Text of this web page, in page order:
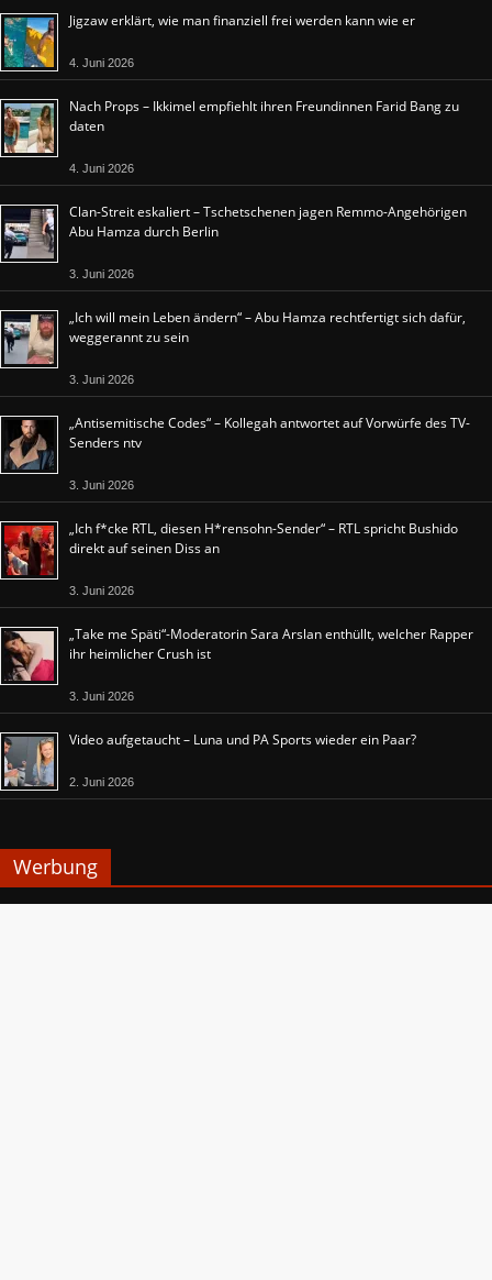
Jigzaw erklärt, wie man finanziell frei werden kann wie er
4. Juni 2026
Nach Props – Ikkimel empfiehlt ihren Freundinnen Farid Bang zu
daten
4. Juni 2026
Clan-Streit eskaliert – Tschetschenen jagen Remmo-Angehörigen
Abu Hamza durch Berlin
3. Juni 2026
„Ich will mein Leben ändern“ – Abu Hamza rechtfertigt sich dafür,
weggerannt zu sein
3. Juni 2026
„Antisemitische Codes“ – Kollegah antwortet auf Vorwürfe des TV-
Senders ntv
3. Juni 2026
„Ich f*cke RTL, diesen H*rensohn-Sender“ – RTL spricht Bushido
direkt auf seinen Diss an
3. Juni 2026
„Take me Späti“-Moderatorin Sara Arslan enthüllt, welcher Rapper
ihr heimlicher Crush ist
3. Juni 2026
Video aufgetaucht – Luna und PA Sports wieder ein Paar?
2. Juni 2026
Werbung